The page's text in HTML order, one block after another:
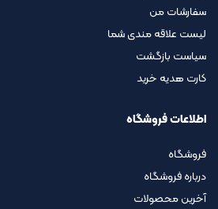
سفارشات من
لیست علاقه مندی شما
سیاست بازگشت
کارت هدیه خرید
اطلاعات فروشگاه
فروشگاه
درباره فروشگاه
آخرین محصولات